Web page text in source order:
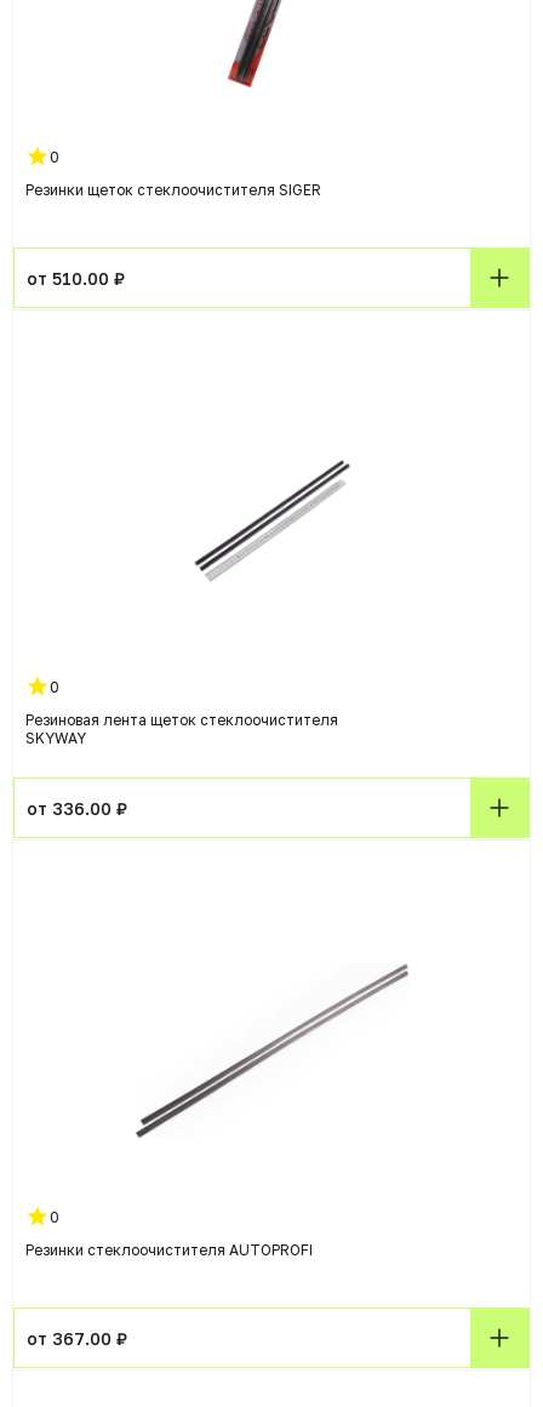
0
Резинки щеток стеклоочистителя SIGER
от 510.00 ₽
0
Резиновая лента щеток стеклоочистителя
SKYWAY
от 336.00 ₽
0
Резинки стеклоочистителя AUTOPROFI
от 367.00 ₽